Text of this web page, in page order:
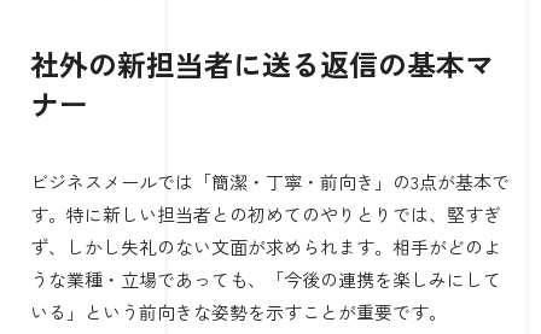
社外の新担当者に送る返信の基本マ
ナー
ビジネスメールでは「簡潔・丁寧・前向き」の3点が基本で
す。特に新しい担当者との初めてのやりとりでは、堅すぎ
ず、しかし失礼のない文面が求められます。相手がどのよ
うな業種・立場であっても、「今後の連携を楽しみにして
いる」という前向きな姿勢を示すことが重要です。